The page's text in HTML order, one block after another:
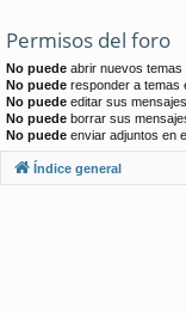
Permisos del foro
No puede abrir nuevos temas
No puede responder a temas
No puede editar sus
No puede borrar sus
No puede enviar adjuntos en
Índice general